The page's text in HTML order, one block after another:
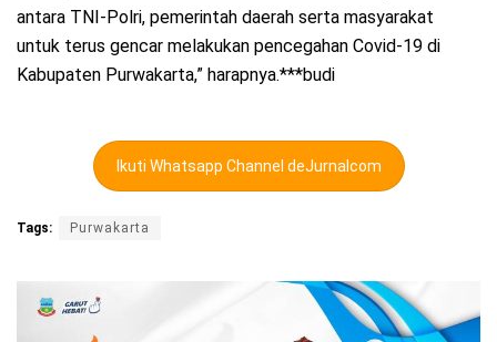
antara TNI-Polri, pemerintah daerah serta masyarakat
untuk terus gencar melakukan pencegahan Covid-19 di
Kabupaten Purwakarta,” harapnya.***budi
Ikuti Whatsapp Channel deJurnalcom
Tags: Purwakarta